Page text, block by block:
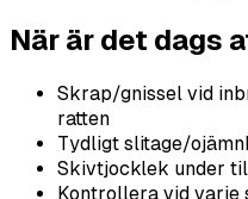
När är det dags
Skrap/gnissel vid
ratten
Tydligt slitage/
Skivtjocklek under
Kontrollera vid